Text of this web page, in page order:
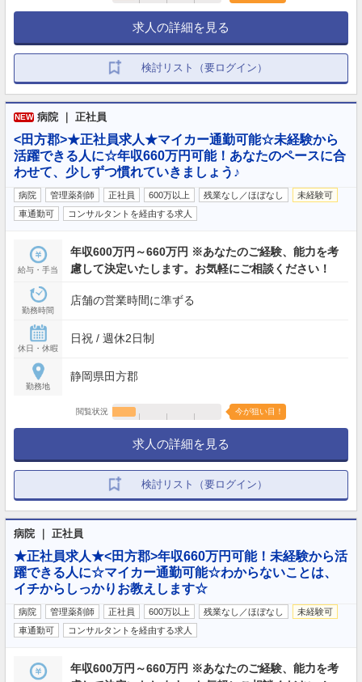
求人の詳細を見る
検討リスト（要ログイン）
NEW 病院 ｜ 正社員
<田方郡>★正社員求人★マイカー通勤可能☆未経験から
活躍できる人に☆年収660万円可能！あなたのペースに合
わせて、少しずつ慣れていきましょう♪
病院 管理薬剤師 正社員 600万以上 残業なし／ほぼなし
未経験可
車通勤可
コンサルタントを経由する求人
給与・手当
年収600万円～660万円 ※あなたのご経験、能力を考
慮して決定いたします。お気軽にご相談ください！
勤務時間
店舗の営業時間に準ずる
休日・休暇
日祝 / 週休2日制
勤務地
静岡県田方郡
閲覧状況 今が狙い目！
求人の詳細を見る
検討リスト（要ログイン）
病院 ｜ 正社員
★正社員求人★<田方郡>年収660万円可能！未経験から活
躍できる人に☆マイカー通勤可能☆わからないことは、
イチからしっかりお教えします☆
病院 管理薬剤師 正社員 600万以上 残業なし／ほぼなし
未経験可
車通勤可
コンサルタントを経由する求人
年収600万円～660万円 ※あなたのご経験、能力を考